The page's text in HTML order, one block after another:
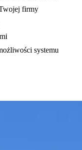
firmy
systemu